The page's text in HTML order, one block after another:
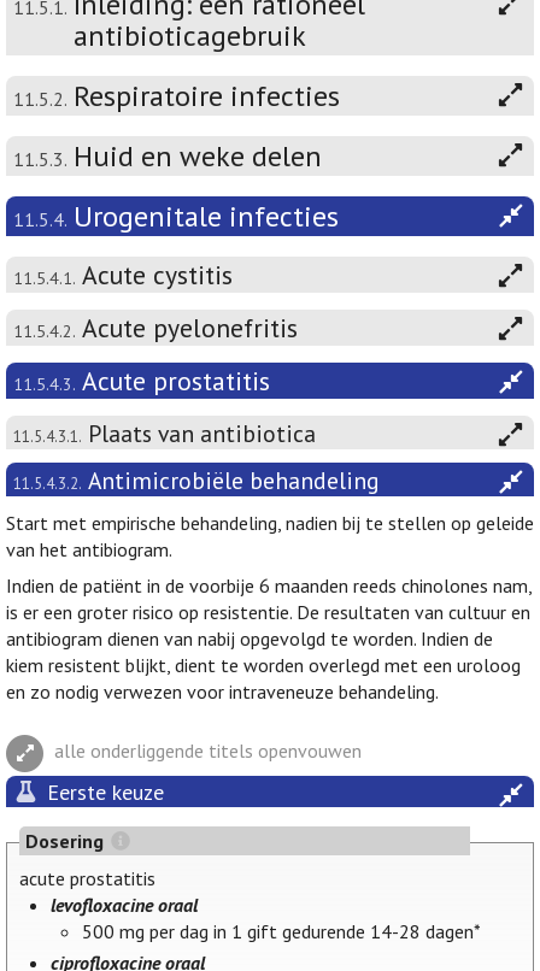
11.5.1.
antibioticagebruik
11.5.2. Respiratoire infecties
11.5.3. Huid en weke delen
11.5.4. Urogenitale infecties
11.5.4.1. Acute cystitis
11.5.4.2. Acute pyelonefritis
11.5.4.3. Acute prostatitis
11.5.4.3.1. Plaats van antibiotica
11.5.4.3.2. Antimicrobiële behandeling
Start met empirische behandeling, nadien bij te stellen op geleide
van het antibiogram.
Indien de patiënt in de voorbije 6 maanden reeds chinolones nam,
is er een groter risico op resistentie. De resultaten van cultuur en
antibiogram dienen van nabij opgevolgd te worden. Indien de
kiem resistent blijkt, dient te worden overlegd met een uroloog
en zo nodig verwezen voor intraveneuze behandeling.
alle onderliggende titels openvouwen
Eerste keuze
Dosering
acute prostatitis
levofloxacine oraal
500 mg per dag in 1 gift gedurende 14-28 dagen*
ciprofloxacine oraal